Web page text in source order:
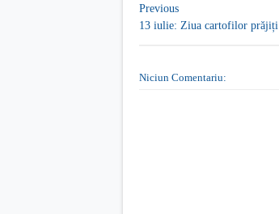
Previous
13 iulie: Ziua cartofilor prăjiți
Niciun Comentariu: